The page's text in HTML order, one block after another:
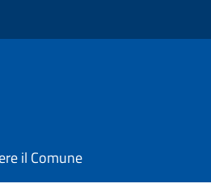
il Comune